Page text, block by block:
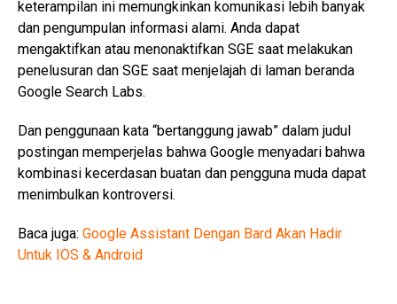
keterampilan ini memungkinkan komunikasi lebih banyak
dan pengumpulan informasi alami. Anda dapat
mengaktifkan atau menonaktifkan SGE saat melakukan
penelusuran dan SGE saat menjelajah di laman beranda
Google Search Labs.
Dan penggunaan kata “bertanggung jawab” dalam judul
postingan memperjelas bahwa Google menyadari bahwa
kombinasi kecerdasan buatan dan pengguna muda dapat
menimbulkan kontroversi.
Baca juga: Google Assistant Dengan Bard Akan Hadir
Untuk IOS & Android